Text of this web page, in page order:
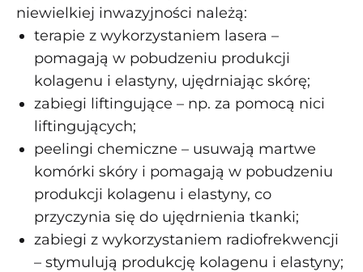
niewielkiej inwazyjności należą:
terapie z wykorzystaniem lasera –
pomagają w pobudzeniu produkcji
kolagenu i elastyny, ujędrniając skórę;
zabiegi liftingujące – np. za pomocą nici
liftingujących;
peelingi chemiczne – usuwają martwe
komórki skóry i pomagają w pobudzeniu
produkcji kolagenu i elastyny, co
przyczynia się do ujędrnienia tkanki;
zabiegi z wykorzystaniem radiofrekwencji
– stymulują produkcję kolagenu i elastyny;